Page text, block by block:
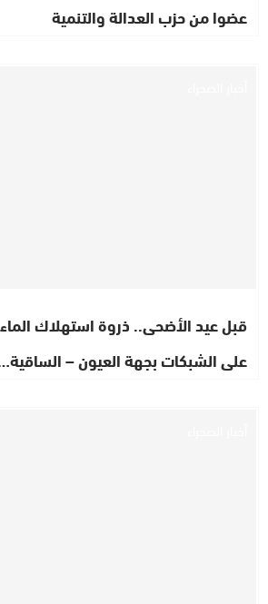
عضوا من حزب العدالة والتنمية
قبل عيد الأضحى.. ذروة استهلاك
على الشبكات بجهة العيون –